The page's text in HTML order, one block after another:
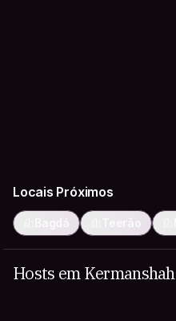
Locais Próximos
Bagdá Teerão
Hosts em Kermanshah